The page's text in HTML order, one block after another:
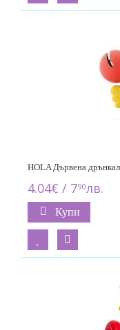
HOLA Дървена
4.04€ / 790лв.
Купи